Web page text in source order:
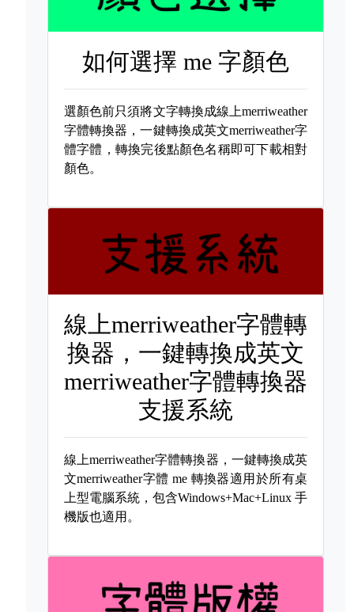
如何選擇me 字顏色
選顏色前只須將文字轉換成線上merriweather
字體轉換器，一鍵轉換成英文merriweather字
體字體，轉換完後點顏色名稱即可下載相對
顏色。
線上merriweather字體轉
換器，一鍵轉換成英文
merriweather字體轉換器
支援系統
線上merriweather字體轉換器，一鍵轉換成英
文merriweather字體me 轉換器適用於所有桌
上型電腦系統，包含Windows+Mac+Linux 手
機版也適用。